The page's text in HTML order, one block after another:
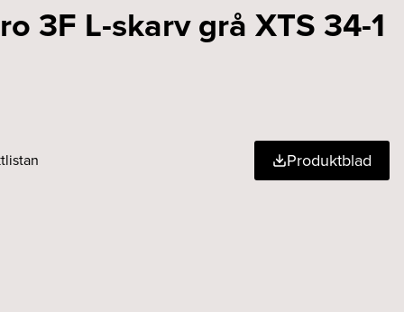
3F L-skarv grå XTS 34-1
Produktblad